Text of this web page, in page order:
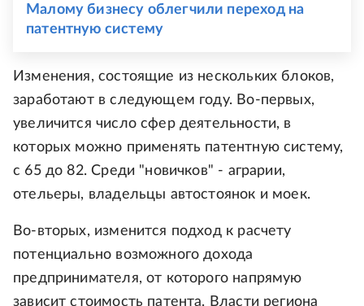
Малому бизнесу облегчили переход на
патентную систему
Изменения, состоящие из нескольких блоков,
заработают в следующем году. Во-первых,
увеличится число сфер деятельности, в
которых можно применять патентную систему,
с 65 до 82. Среди "новичков" - аграрии,
отельеры, владельцы автостоянок и моек.
Во-вторых, изменится подход к расчету
потенциально возможного дохода
предпринимателя, от которого напрямую
зависит стоимость патента. Власти региона